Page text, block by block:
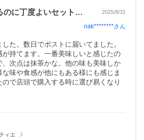
好みの味を調べるのに丁度よいセットです。 2025/8/31
nak********さん
た。数日でポストに届いてました。
持てます。一番美味しいと感じたの
、次点は抹茶かな。他の味も美味しか
味や食感が他にもある様にも感じま
ので店頭で購入する時に選び易くなり
ィエ